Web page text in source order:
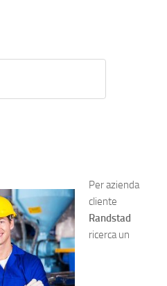
Per azienda
cliente
Randstad
ricerca un